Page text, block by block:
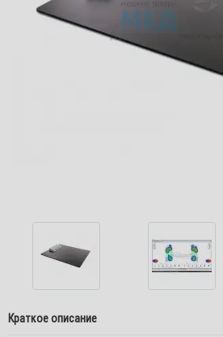
Краткое описание